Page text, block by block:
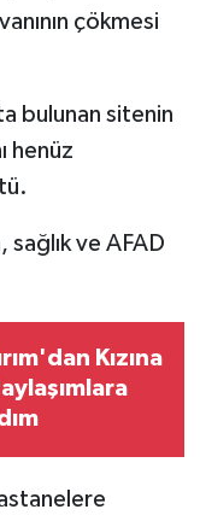
çökmesi
bulunan sitenin
henüz
ve AFAD
Kızına